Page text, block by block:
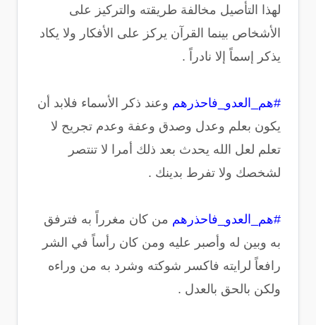
لهذا التأصيل مخالفة طريقته والتركيز على
الأشخاص بينما القرآن يركز على الأفكار ولا يكاد
يذكر إسماً إلا نادراً .
#هم_العدو_فاحذرهم وعند ذكر الأسماء فلابد أن
يكون بعلم وعدل وصدق وعفة وعدم تجريح لا
تعلم لعل الله يحدث بعد ذلك أمرا لا تنتصر
لشخصك ولا تفرط بدينك .
#هم_العدو_فاحذرهم من كان مغرراً به فترفق
به وبين له وأصبر عليه ومن كان رأساً في الشر
رافعاً لرايته فاكسر شوكته وشرد به من وراءه
ولكن بالحق بالعدل .